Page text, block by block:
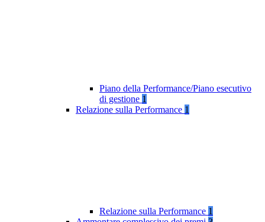
Piano della Performance/Piano esecutivo
di gestione 1
Relazione sulla Performance 1
Relazione sulla Performance 1